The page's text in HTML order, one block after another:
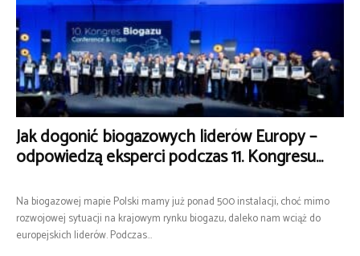
Jak dogonić biogazowych liderów Europy –
odpowiedzą eksperci podczas 11. Kongresu...
Na biogazowej mapie Polski mamy już ponad 500 instalacji, choć mimo
rozwojowej sytuacji na krajowym rynku biogazu, daleko nam wciąż do
europejskich liderów. Podczas...